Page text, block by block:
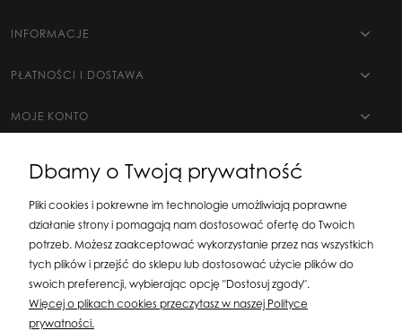
INFORMACJE
PŁATNOŚCI I DOSTAWA
MOJE KONTO
Silit Group Maciej Suska
| ul. Astronomów 16, 80-299 Gdańsk, woj. pomorskie
| E-mail:sklepsusetti@gmail.comTel.: 508-107-233 | NIP: 5841956567 REGON:
Dbamy o Twoją prywatność
Pliki cookies i pokrewne im technologie umożliwiają poprawne
działanie strony i pomagają nam dostosować ofertę do Twoich
potrzeb. Możesz zaakceptować wykorzystanie przez nas wszystkich
tych plików i przejść do sklepu lub dostosować użycie plików do
swoich preferencji, wybierając opcję "Dostosuj zgody".
Więcej o plikach cookies przeczytasz w naszej Polityce
prywatności.